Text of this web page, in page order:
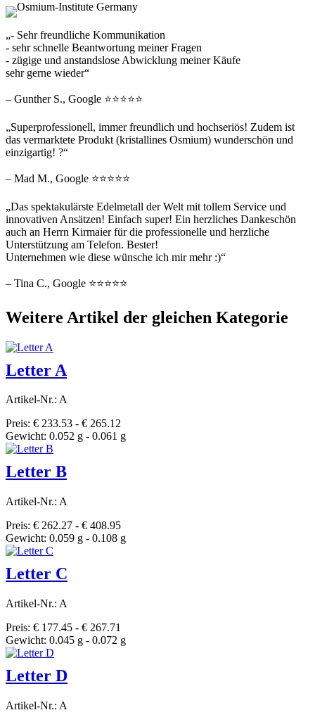
„- Sehr freundliche Kommunikation
- sehr schnelle Beantwortung meiner Fragen
- zügige und anstandslose Abwicklung meiner Käufe
sehr gerne wieder“
– Gunther S., Google ⭐⭐⭐⭐⭐
„Superprofessionell, immer freundlich und hochseriös! Zudem ist
das vermarktete Produkt (kristallines Osmium) wunderschön und
einzigartig! ?“
– Mad M., Google ⭐⭐⭐⭐⭐
„Das spektakulärste Edelmetall der Welt mit tollem Service und
innovativen Ansätzen! Einfach super! Ein herzliches Dankeschön
auch an Herrn Kirmaier für die professionelle und herzliche
Unterstützung am Telefon. Bester!
Unternehmen wie diese wünsche ich mir mehr :)“
– Tina C., Google ⭐⭐⭐⭐⭐
Weitere Artikel der gleichen Kategorie
Letter A
Artikel-Nr.: A
Preis: € 233.53 - € 265.12
Gewicht: 0.052 g - 0.061 g
Letter B
Artikel-Nr.: A
Preis: € 262.27 - € 408.95
Gewicht: 0.059 g - 0.108 g
Letter C
Artikel-Nr.: A
Preis: € 177.45 - € 267.71
Gewicht: 0.045 g - 0.072 g
Letter D
Artikel-Nr.: A